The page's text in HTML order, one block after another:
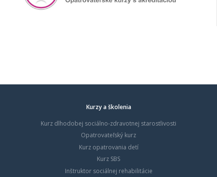
Kurzy a školenia
Kurz dlhodobej sociálno-zdravotnej starostlivosti
Opatrovateľský kurz
Kurz opatrovania detí
Kurz SBS
Inštruktor sociálnej rehabilitácie